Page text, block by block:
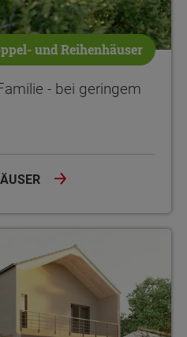
und Reihenhäuser
- bei geringem